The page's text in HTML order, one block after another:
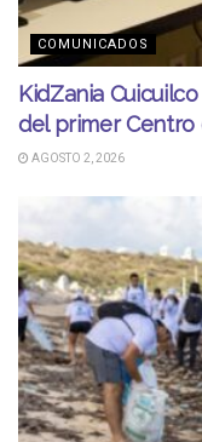
COMUNICADOS
KidZania
del primer Centro
AGOSTO 2, 2026